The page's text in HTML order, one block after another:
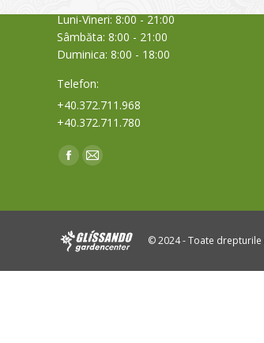
Luni-Vineri: 8:00 - 21:00
Sâmbăta: 8:00 - 21:00
Duminica: 8:00 - 18:00
Telefon:
+40.372.711.968
+40.372.711.780
Find us on:
Facebook
new
Mail
new
© 2024 - Toate drepturile